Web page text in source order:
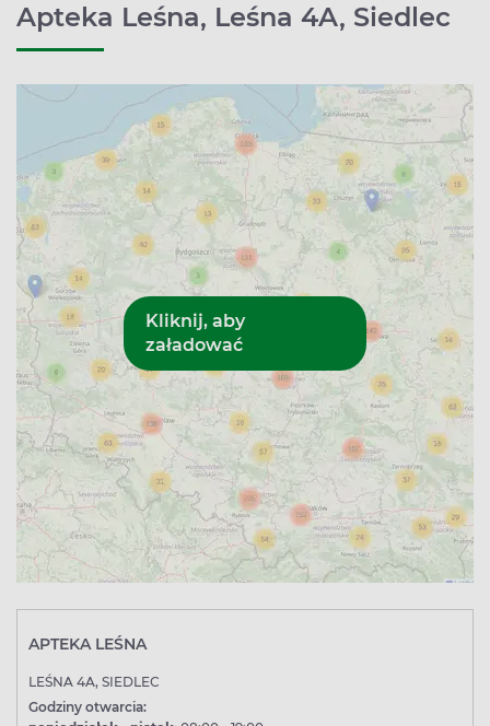
Apteka Leśna, Leśna 4A, Siedlec
APTEKA LEŚNA
LEŚNA 4A, SIEDLEC
Godziny otwarcia: